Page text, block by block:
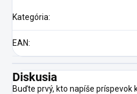
Kategória:
EAN:
Diskusia
Buďte prvý, kto napíše príspevok